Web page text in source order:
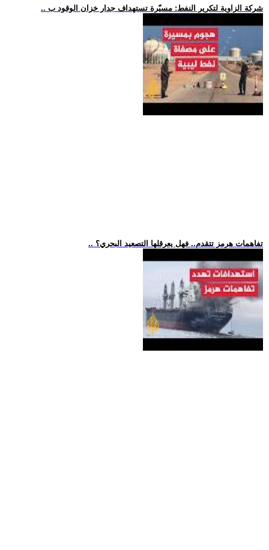
.. شركة الزاوية لتكرير النفط: مسيّرة تستهداف جدار خزان الوقود ب
.. تفاهمات هرمز تتقدم.. فهل يعرقلها التصعيد البحري؟